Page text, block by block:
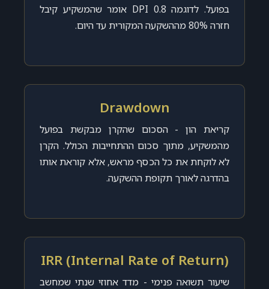
בפועל. לדוגמה DPI 0.8 אומר שהמשקיע קיבל
חזרה 80% מההשקעה המקורית עד היום.
Drawdown
קריאת הון - הסכום שהקרן מבקשת בפועל
מהמשקיע, מתוך סכום ההתחייבות הכולל. הקרן
לא לוקחת את כל הכסף מראש, אלא קוראת אותו
בהדרגה לאורך תקופת ההשקעה.
IRR (Internal Rate of Return)
שיעור תשואה פנימי - מדד אחוזי שנתי שמחשב